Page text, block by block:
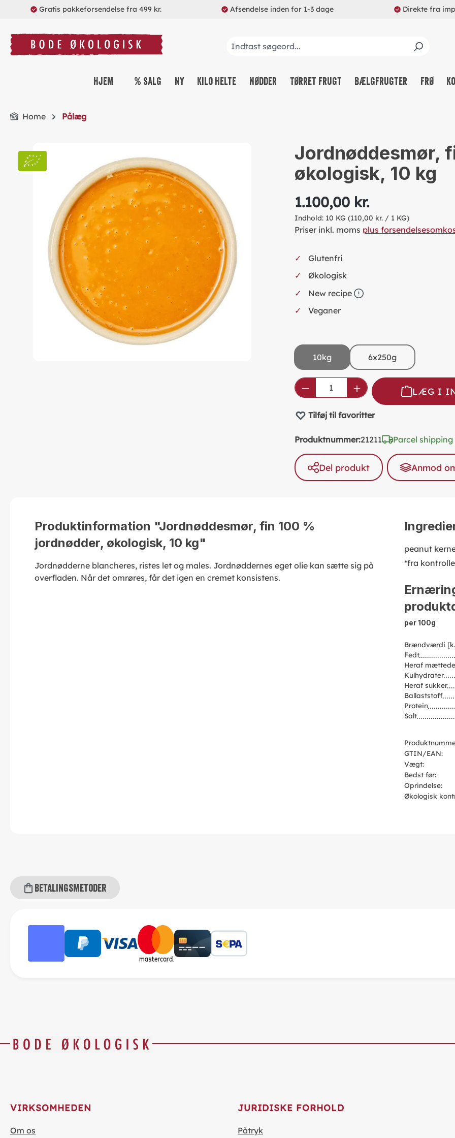
Skip to main navigation
Gratis pakkeforsendelse fra 499 kr. Afsendelse inden for 1-3 dage Direkte fra
Hjem % salg Ny Kilo Helte Nødder Tørret frugt Bælgfrugter Frø
Home Pålæg
Jordnøddesmør,
økologisk, 10 kg
1.100,00 kr.
Indhold: 10 KG (110,00 kr. / 1 KG)
Priser inkl. moms plus
Glutenfri
Økologisk
New recipe
Veganer
10kg 6x250g
Product Quantity: Enter
LÆG I
Tilføj til favoritter
Produktnummer:21211 Parcel
Del produkt Anmod
Produktinformation "Jordnøddesmør, fin 100 %
jordnødder, økologisk, 10 kg"
Jordnødderne blancheres, ristes let og males. Jordnøddernes eget olie kan sætte sig på
overfladen. Når det omrøres, får det igen en cremet konsistens.
peanut
*fra
per 100g
Brændværdi
Fedt
Heraf
Kulhydrater
Heraf sukker
Ballaststoff
Protein
Salt
GTIN/EAN:
Vægt:
Bedst før:
Oprindelse:
Økologisk
Betalingsmetoder
VIRKSOMHEDEN
Om os
JURIDISKE FORHOLD
Påtryk